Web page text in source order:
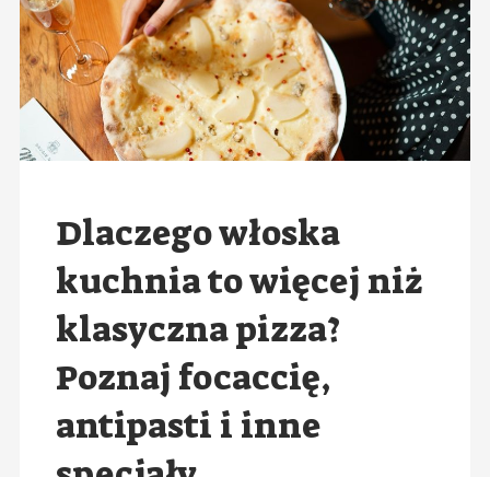
Dlaczego włoska
kuchnia to więcej niż
klasyczna pizza?
Poznaj focaccię,
antipasti i inne